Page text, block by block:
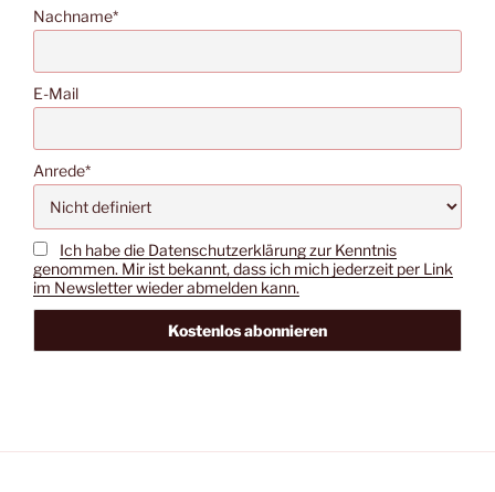
Nachname*
E-Mail
Anrede*
Ich habe die Datenschutzerklärung zur Kenntnis
genommen. Mir ist bekannt, dass ich mich jederzeit per Link
im Newsletter wieder abmelden kann.